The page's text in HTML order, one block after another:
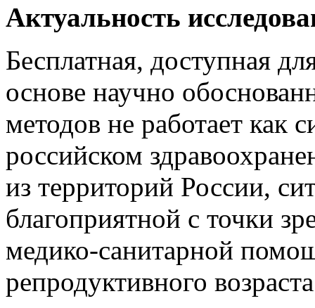
Актуальность
Бесплатная, доступная
основе научно
методов не работает как
российском
из территорий России,
благоприятной с точки
медико-санитарной
репродуктивного